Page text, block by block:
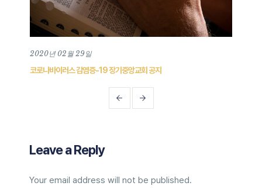
2020년 02월 29일
코로나바이러스 감염증-19 장기중앙교회 공지
Leave a Reply
Your email address will not be published.